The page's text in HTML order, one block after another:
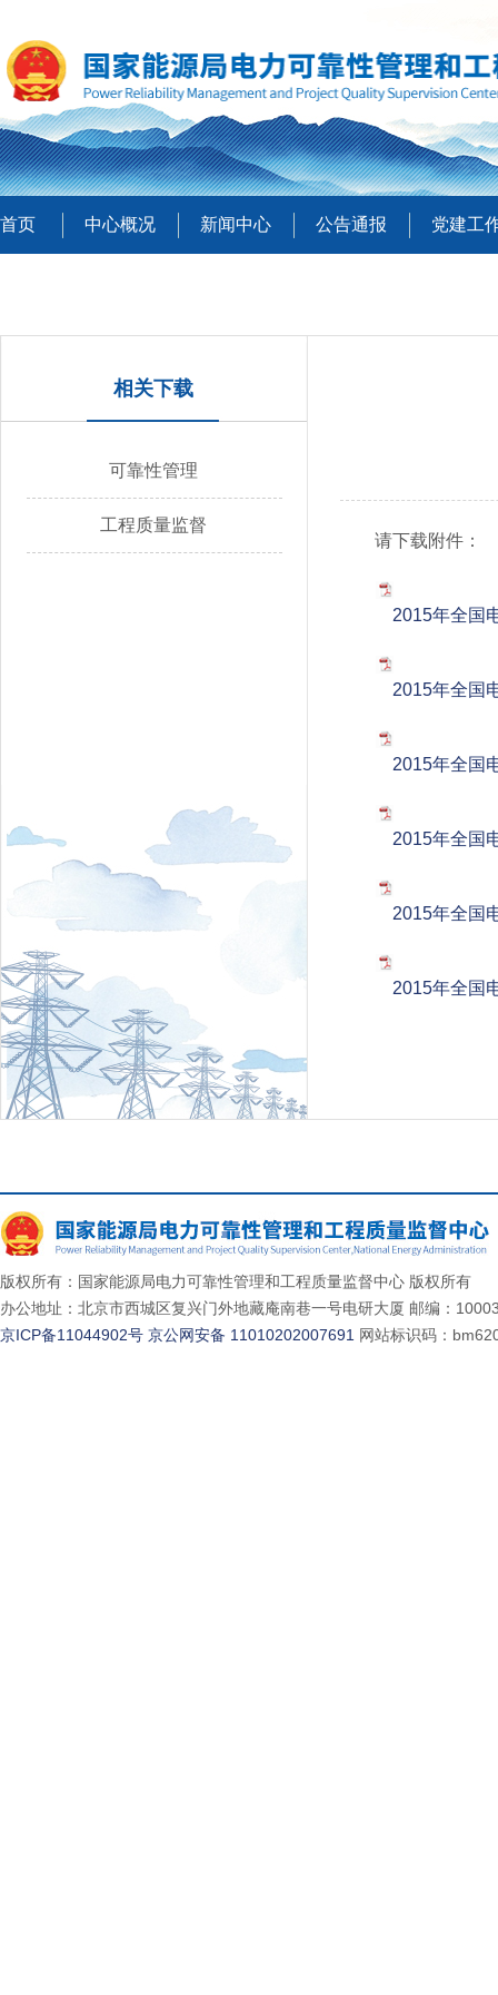
首页 中心概况 新闻中心 公告通报 党建工
相关下载
可靠性管理
工程质量监督
请下载附件：
2015年全国
2015年全国
2015年全国
2015年全国
2015年全国
2015年全国
版权所有：国家能源局电力可靠性管理和工程质量监督中心 版权所有
办公地址：北京市西城区复兴门外地藏庵南巷一号电研大厦 邮编：
京ICP备11044902号 京公网安备 11010202007691 网站标识码：